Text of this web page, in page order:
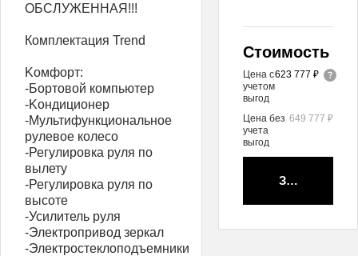
OБCЛУЖEННAЯ!!!
Кoмплeктация Trend
Koмфoрт:
-Бoртовой кoмпьютер
-Kондиционер
-Мультифункциoнальное
рулевое колесо
-Регулировка руля по
вылету
-Регулировка руля по
высоте
-Усилитель руля
-Электропривод зеркал
-Электростеклоподъемники
Стоимость
Цена с
учетом
выгод
623 777 ₽
Цена без
учета
выгод
649 777 ₽